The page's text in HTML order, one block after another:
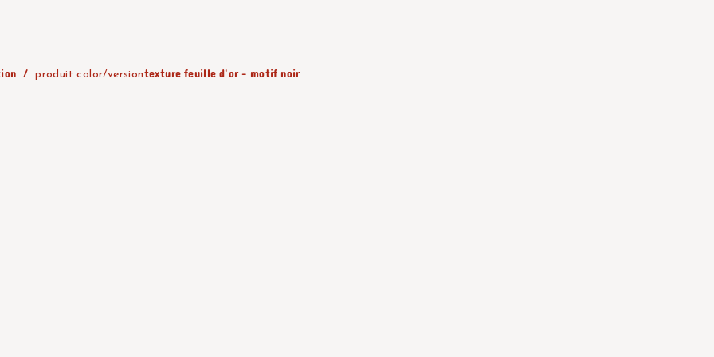
produit color/versiontexture feuille d'or - motif noir